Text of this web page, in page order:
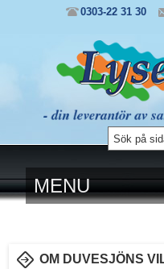
0303-22 31 30
MENU
OM DUVESJÖNS